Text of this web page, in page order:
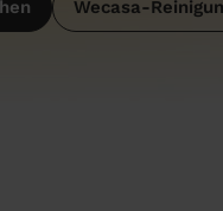
Wecasa-